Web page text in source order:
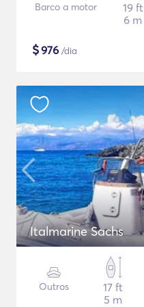
Barco a motor
19 ft
6 m
$976 /dia
Italmarine Sachs
Outros
17 ft
5 m